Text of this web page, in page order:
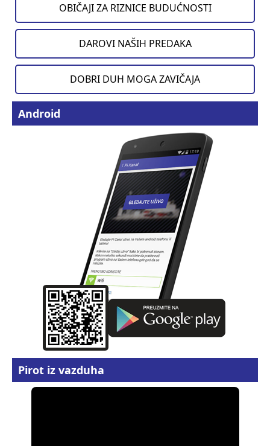
OBIČAJI ZA RIZNICE BUDUĆNOSTI
DAROVI NAŠIH PREDAKA
DOBRI DUH MOGA ZAVIČAJA
Android
Pirot iz vazduha